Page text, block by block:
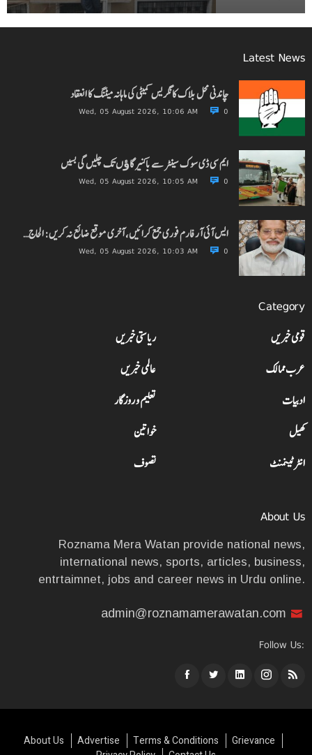
Latest News
چاندنی محل بلاک کانگریس کمیٹی کی ماہانہ میٹنگ کا انعقاد
Wed, 05 August 2026, 10:06 AM 0
ایم سی ڈی سوک سینٹر سے باکنیر گاﺅں تک چلیں گی بسیں
Wed, 05 August 2026, 10:05 AM 0
ایس آئی آر فارم فوری جمع کرائیں، آخری موقع ضائع نہ کریں: الحاج…
Wed, 05 August 2026, 10:03 AM 0
Category
قومی خبریں
ریاستی خبریں
عرب ممالک
عالمی خبریں
ادبیات
تعلیم و روزگار
کھیل
خواتین
انٹرٹینمنٹ
تصوف
About Us
Roznama Mera Watan provide national news,
international news, sports, articles, business,
entrtaimnet, jobs and career news in Urdu online.
admin@roznamamerawatan.com
Follow Us:
About Us Advertise Terms & Conditions
Grievance